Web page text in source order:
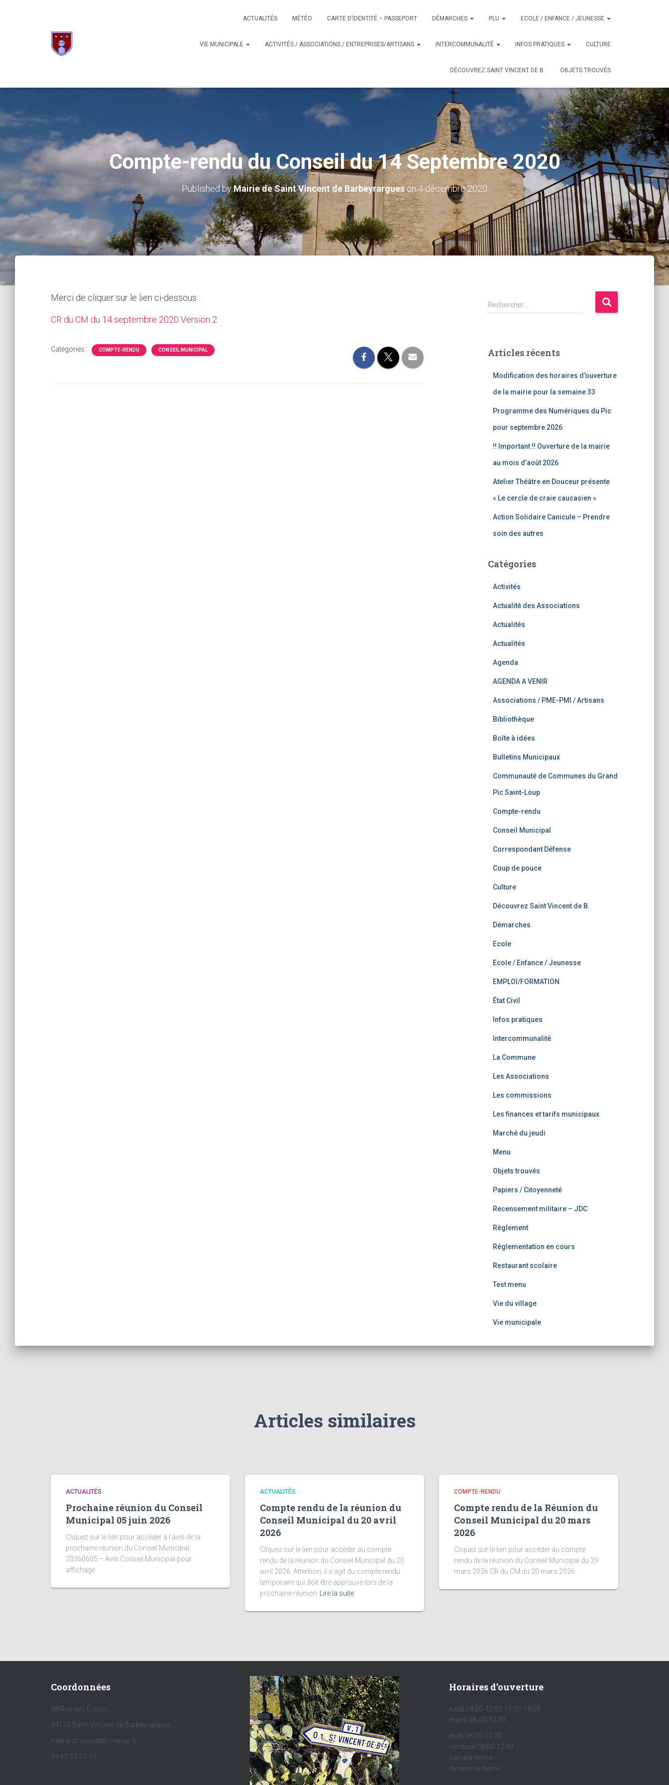
ACTUALITÉS MÉTÉO CARTE D’IDENTITÉ – PASSEPORT DÉMARCHES PLU ECOLE / ENFANCE / JEUNESSE
VIE MUNICIPALE ACTIVITÉS / ASSOCIATIONS / ENTREPRISES/ARTISANS INTERCOMMUNALITÉ INFOS PRATIQUES CULTURE
DÉCOUVREZ SAINT VINCENT DE B. OBJETS TROUVÉS
Compte-rendu du Conseil du 14 Septembre 2020
Published byMairie de Saint Vincent de Barbeyrargues on 4 décembre 2020
Merci de cliquer sur le lien ci-dessous :
CR du CM du 14 septembre 2020 Version 2
Catégories : COMPTE-RENDU CONSEIL MUNICIPAL
R
e
r
Rechercher…
Articles récents
Modification des horaires d’ouverture
de la mairie pour la semaine 33
Programme des Numériques du Pic
pour septembre 2026
!! Important !! Ouverture de la mairie
au mois d’août 2026
Atelier Théâtre en Douceur présente
« Le cercle de craie caucasien »
Action Solidaire Canicule – Prendre
soin des autres
Catégories
Activités
Actualité des Associations
Actualités
Actualités
Agenda
AGENDA A VENIR
Associations / PME-PMI / Artisans
Bibliothèque
Boîte à idées
Bulletins Municipaux
Communauté de Communes du Grand
Pic Saint-Loup
Compte-rendu
Conseil Municipal
Correspondant Défense
Coup de pouce
Culture
Découvrez Saint Vincent de B.
Démarches
Ecole
Ecole / Enfance / Jeunesse
EMPLOI/FORMATION
État Civil
Infos pratiques
Intercommunalité
La Commune
Les Associations
Les commissions
Les finances et tarifs municipaux
Marché du jeudi
Menu
Objets trouvés
Papiers / Citoyenneté
Recensement militaire – JDC
Règlement
Réglementation en cours
Restaurant scolaire
Test menu
Vie du village
Vie municipale
Articles similaires
ACTUALITÉS
Prochaine réunion du Conseil
Municipal 05 juin 2026
Cliquez sur le lien pour accéder à l’avis de la
prochaine réunion du Conseil Municipal
20260605 – Avis Conseil Municipal pour
affichage
ACTUALITÉS
Compte rendu de la réunion du
Conseil Municipal du 20 avril
2026
Cliquez sur le lien pour accéder au compte
rendu de la réunion du Conseil Municipal du 20
avril 2026. Attention, il s’agit du compte rendu
temporaire qui doit être approuvé lors de la
prochaine réunion
Lire la suite
COMPTE-RENDU
Compte rendu de la Réunion du
Conseil Municipal du 20 mars
2026
Cliquez sur le lien pour accéder au compte
rendu de la réunion du Conseil Municipal du 29
mars 2026 CR du CM du 20 mars 2026
Coordonnées
88 Rue des Écoles,
34730 Saint-Vincent-de-Barbeyrargues
mairie.st.vincent@orange.fr
04 67 59 71 15
Horaires d’ouverture
lundi 08:00-12:00 14:00-18:00
mardi 08:00-12:00
jeudi 08:00-12:00
vendredi 08:00-12:00
samedi fermé
dimanche fermé